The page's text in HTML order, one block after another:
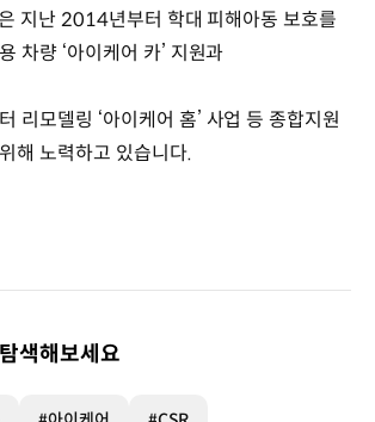
지난 2014년부터 학대 피해아동 보호를
차량 ‘아이케어 카’ 지원과
리모델링 ‘아이케어 홈’ 사업 등 종합지원
해 노력하고 있습니다.
색해보세요